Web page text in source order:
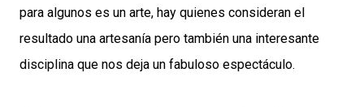
para algunos es un arte, hay quienes consideran el
resultado una artesanía pero también una interesante
disciplina que nos deja un fabuloso espectáculo.